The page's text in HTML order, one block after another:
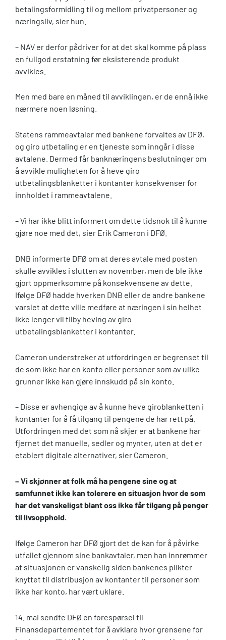
betalingsformidling til og mellom privatpersoner og
næringsliv, sier hun.
– NAV er derfor pådriver for at det skal komme på plass
en fullgod erstatning før eksisterende produkt
avvikles.
Men med bare en måned til avviklingen, er de ennå ikke
nærmere noen løsning.
Statens rammeavtaler med bankene forvaltes av DFØ,
og giro utbetaling er en tjeneste som inngår i disse
avtalene. Dermed får banknæringens beslutninger om
å avvikle muligheten for å heve giro
utbetalingsblanketter i kontanter konsekvenser for
innholdet i rammeavtalene.
– Vi har ikke blitt informert om dette tidsnok til å kunne
gjøre noe med det, sier Erik Cameron i DFØ.
DNB informerte DFØ om at deres avtale med posten
skulle avvikles i slutten av november, men de ble ikke
gjort oppmerksomme på konsekvensene av dette.
Ifølge DFØ hadde hverken DNB eller de andre bankene
varslet at dette ville medføre at næringen i sin helhet
ikke lenger vil tilby heving av giro
utbetalingsblanketter i kontanter.
Cameron understreker at utfordringen er begrenset til
de som ikke har en konto eller personer som av ulike
grunner ikke kan gjøre innskudd på sin konto.
– Disse er avhengige av å kunne heve giroblanketten i
kontanter for å få tilgang til pengene de har rett på.
Utfordringen med det som nå skjer er at bankene har
fjernet det manuelle, sedler og mynter, uten at det er
etablert digitale alternativer, sier Cameron.
– Vi skjønner at folk må ha pengene sine og at
samfunnet ikke kan tolerere en situasjon hvor de som
har det vanskeligst blant oss ikke får tilgang på penger
til livsopphold.
Ifølge Cameron har DFØ gjort det de kan for å påvirke
utfallet gjennom sine bankavtaler, men han innrømmer
at situasjonen er vanskelig siden bankenes plikter
knyttet til distribusjon av kontanter til personer som
ikke har konto, har vært uklare.
14. mai sendte DFØ en forespørsel til
Finansdepartementet for å avklare hvor grensene for